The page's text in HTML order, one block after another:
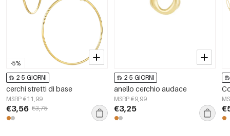
-5%
2-5 GIORNI
cerchi stretti di base
MSRP €11,99
€3,56 €3,75
2-5 GIORNI
anello cerchio audace
MSRP €9,99
€3,25